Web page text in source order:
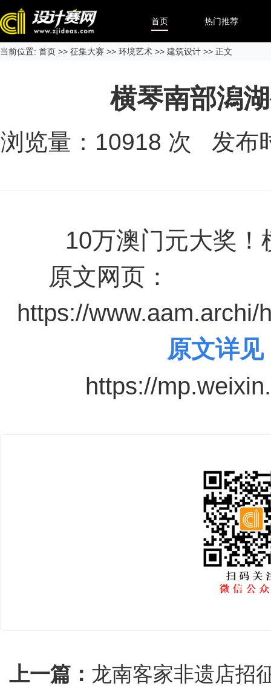
首页 热门推荐
当前位置: 首页 >> 征集大赛 >> 环境艺术 >> 建筑设计 >> 正文
横琴南部潟
浏览量： 10918 次 发布
10万澳门元大奖！
原文网页：
https://www.aam.archi/
原文详见
https://
上一篇： 龙南客家非遗店招